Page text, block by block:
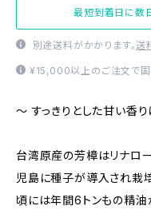
最短到着日に数
別途送料がかかります。送
¥15,000以上のご注文で国
〜 すっきりとした甘い香
台湾原産の芳樟はリナロ
児島に種子が導入され栽
頃には年間6トンもの精